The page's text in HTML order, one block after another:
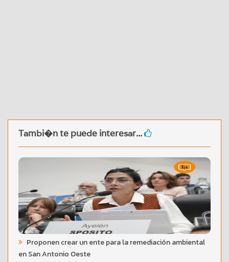
Tambi�n te puede interesar...
Proponen crear un ente para la remediación ambiental
en San Antonio Oeste